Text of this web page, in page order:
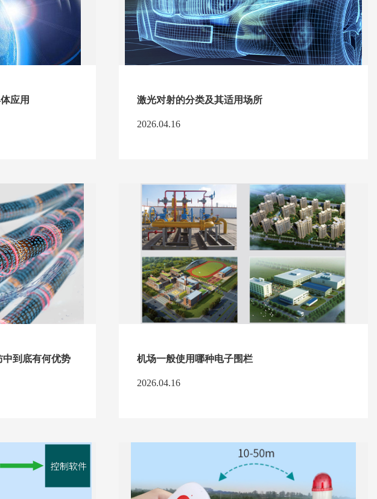
应用 激光对射的分类及其适用场所
2026.04.16
到底有何优势 机场一般使用哪种电子围栏
2026.04.16